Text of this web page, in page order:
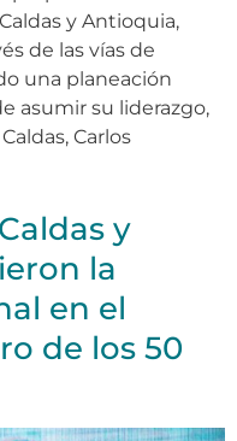
y Antioquia,
de las vías de
una planeación
asumir su liderazgo,
Carlos
y
la
en el
de los 50